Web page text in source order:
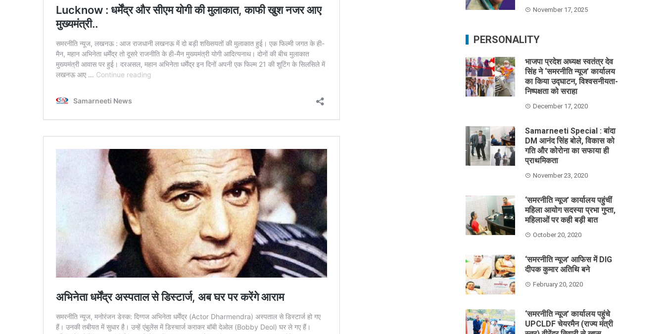
November 17, 2025
PERSONALITY
भाजपा प्रदेश अध्यक्ष स्वतंत्र देव
सिंह ने ‘समरनीति न्यूज’ कार्यालय
का किया उद्घाटन, विश्वसनीयता-
निष्पक्षता को सराहा
December 17, 2020
Samarneeti Special : बांदा
DM आनंद सिंह बोले, विकास को
गति और कोरोना का सफाया ही
प्राथमिकता
November 23, 2020
‘समरनीति न्यूज’ कार्यालय पहुंचीं
महिला आयोग सदस्या प्रभा गुप्ता,
महिलाओं पर कही बड़ी बात
October 20, 2020
‘समरनीति न्यूज’ आफिस में DIG
दीपक कुमार अतिथि बने
February 20, 2020
‘समरनीति न्यूज’ कार्यालय पहुंचे
UPCLDF चेयरमैन (राज्य मंत्री